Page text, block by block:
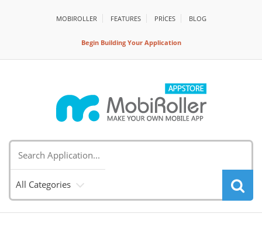
MOBIROLLER FEATURES PRİCES BLOG
Begin Building Your Application
All Categories